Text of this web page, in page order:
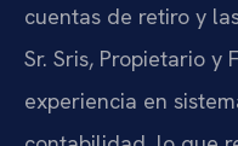
cuentas de retiro y
Sr. Sris, Propietario y
experiencia en